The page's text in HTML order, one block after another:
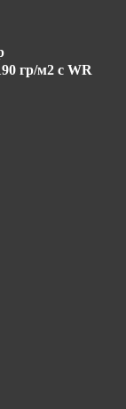
гр/м2 с WR